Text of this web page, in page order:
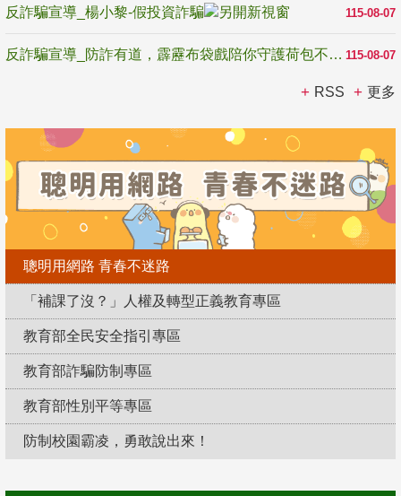
115-08-07
反詐騙宣導_楊小黎-假投資詐騙
115-08-07
反詐騙宣導_防詐有道，霹靂布袋戲陪你守護荷包不受騙
RSS 更多
聰明用網路 青春不迷路
「補課了沒？」人權及轉型正義教育專區
教育部全民安全指引專區
教育部詐騙防制專區
教育部性別平等專區
防制校園霸凌，勇敢說出來！